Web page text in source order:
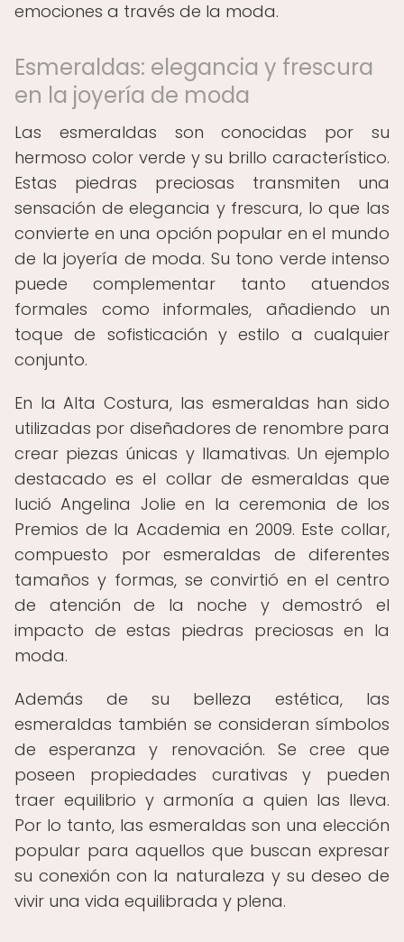
emociones a través de la moda.
Esmeraldas: elegancia y frescura
en la joyería de moda
Las esmeraldas son conocidas por su
hermoso color verde y su brillo característico.
Estas piedras preciosas transmiten una
sensación de elegancia y frescura, lo que las
convierte en una opción popular en el mundo
de la joyería de moda. Su tono verde intenso
puede complementar tanto atuendos
formales como informales, añadiendo un
toque de sofisticación y estilo a cualquier
conjunto.
En la Alta Costura, las esmeraldas han sido
utilizadas por diseñadores de renombre para
crear piezas únicas y llamativas. Un ejemplo
destacado es el collar de esmeraldas que
lució Angelina Jolie en la ceremonia de los
Premios de la Academia en 2009. Este collar,
compuesto por esmeraldas de diferentes
tamaños y formas, se convirtió en el centro
de atención de la noche y demostró el
impacto de estas piedras preciosas en la
moda.
Además de su belleza estética, las
esmeraldas también se consideran símbolos
de esperanza y renovación. Se cree que
poseen propiedades curativas y pueden
traer equilibrio y armonía a quien las lleva.
Por lo tanto, las esmeraldas son una elección
popular para aquellos que buscan expresar
su conexión con la naturaleza y su deseo de
vivir una vida equilibrada y plena.